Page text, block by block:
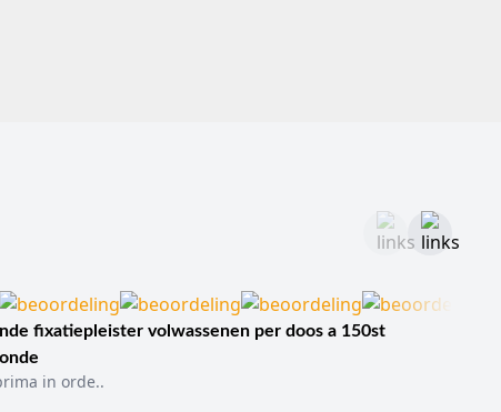
fixatiepleister volwassenen per doos a 150st
in orde..